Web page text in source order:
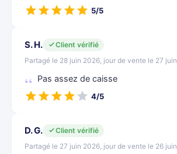
5/5
S. H.
Client vérifié
Partagé le 28 juin 2026, jour de vente le 27 juin
Pas assez de caisse
4/5
D. G.
Client vérifié
Partagé le 27 juin 2026, jour de vente le 26 juin